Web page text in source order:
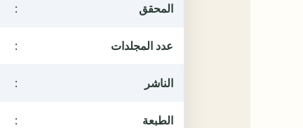
المحقق :
عدد المجلدات :
الناشر :
الطبعة :